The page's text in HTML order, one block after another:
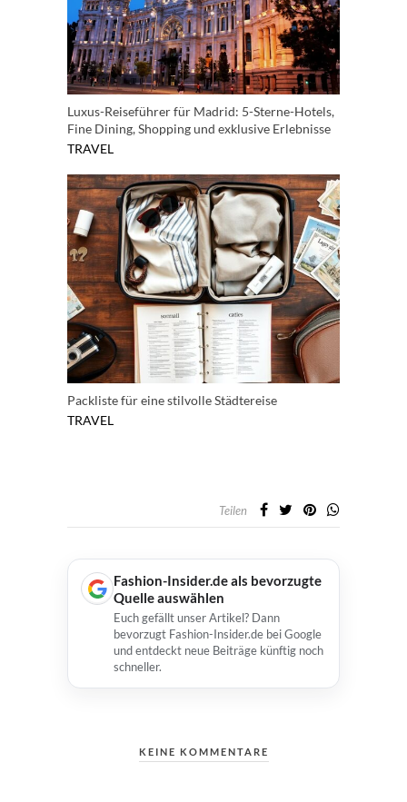
Luxus-Reiseführer für Madrid: 5-Sterne-Hotels,
Fine Dining, Shopping und exklusive Erlebnisse
TRAVEL
Packliste für eine stilvolle Städtereise
TRAVEL
Teilen
Fashion-Insider.de als bevorzugte
Quelle auswählen
Euch gefällt unser Artikel? Dann
bevorzugt Fashion-Insider.de bei Google
und entdeckt neue Beiträge künftig noch
schneller.
KEINE KOMMENTARE